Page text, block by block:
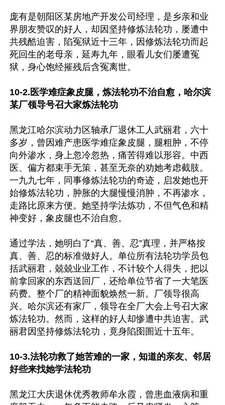
庞有是朝阳区某房地产开发公司经理，是乡亲和业
界朋友赞叹的好人，却因坚持修炼法轮功，屡遭中
共残酷迫害，陷冤狱近十三年，因修炼法轮功而起
死回生的老母亲，延寿九年，眼看儿女们屡遭冤
狱，身心饱经摧残后含冤离世。
10-2.医学难症象皮腿，炼法轮功不治自愈，哈尔滨
某厂领导号召大家炼法轮功
黑龙江哈尔滨动力区轴承厂退休工人武丽君，六十
多岁，曾因难产患医学难症象皮腿，腿粗肿，不停
向外渗水，身上忽冷忽热，痛苦得难以形容。中西
医、偏方都束手无策，甚至无奈的劝她考虑截肢。
一九九七年，同事修炼法轮功的奇迹，启发她也开
始修炼法轮功，肿胀的大腿慢慢消肿，不再渗水，
走路比原来方便。她坚持学法炼功，不但气色和精
神变好，象皮腿也不治自愈。
通过学法，她明白了“真、善、忍”真理，并严格按
真、善、忍的标准做好人。单位所有法轮功学员包
括武丽君，兢兢业业工作，不计较个人得失，把以
前拿回家的东西送回厂，还给单位节省了一大笔医
药费。整个厂的精神面貌焕然一新。厂领导很高
兴。哈尔滨还有家厂，领导在全厂大会上号召大家
炼法轮功。然而，这样的好人却惨遭中共迫害。武
丽君因坚持修炼法轮功，竟身陷囹圄近十五年。
10-3.法轮功救了她苦难的一家，知道的亲友、邻居
好些来找她学法轮功
黑龙江大庆退休优秀教师牟永霞，曾患血液病和重